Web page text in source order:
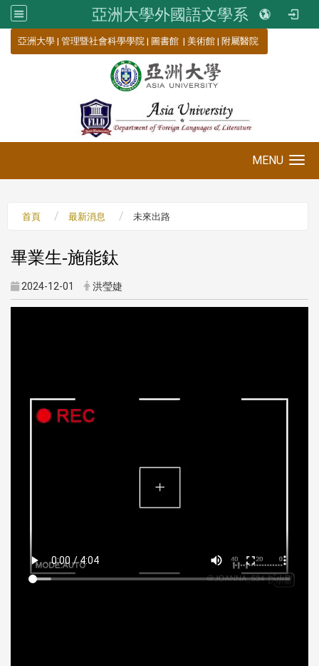
亞洲大學外國語文學系
亞洲大學 | 管理暨社會科學學院 | 圖書館 | 美術館 | 附屬醫院
MENU
首頁 最新消息 未來出路
畢業生-施能鈦
2024-12-01 洪瑩婕